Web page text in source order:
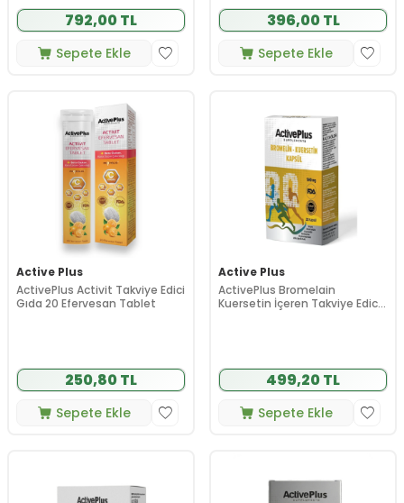
792,00 TL
Sepete Ekle
396,00 TL
Sepete Ekle
Active Plus
ActivePlus Activit Takviye Edici
Gıda 20 Efervesan Tablet
250,80 TL
Sepete Ekle
Active Plus
ActivePlus Bromelain
Kuersetin İçeren Takviye Edici
499,20 TL
Sepete Ekle